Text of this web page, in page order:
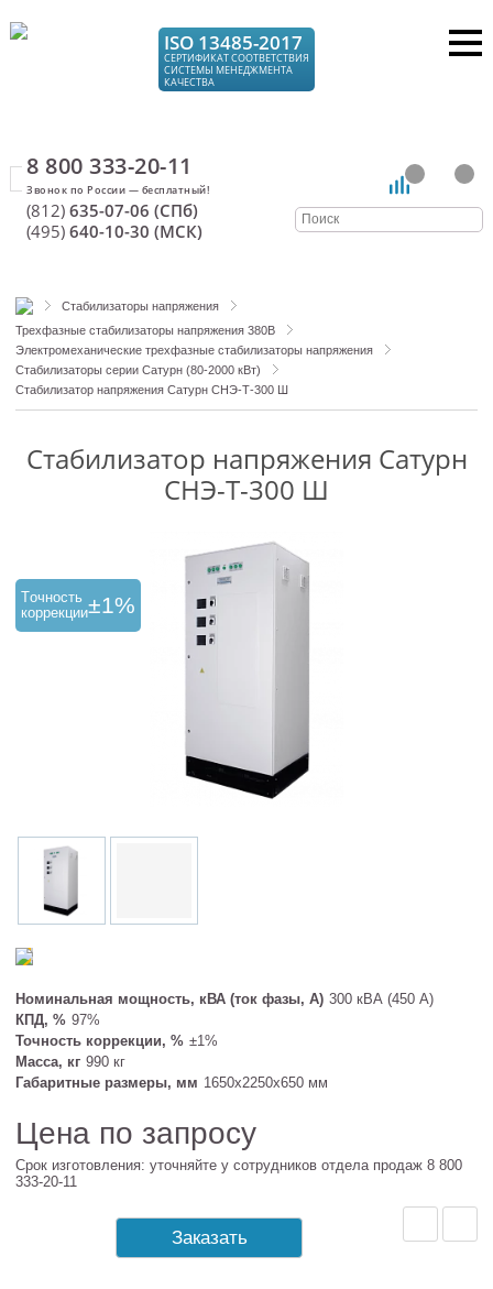
ISO 13485-2017
СЕРТИФИКАТ СООТВЕТСТВИЯ
СИСТЕМЫ МЕНЕДЖМЕНТА
КАЧЕСТВА
8 800 333-20-11
(812) 635-07-06 (СПб)
(495) 640-10-30 (МСК)
Стабилизаторы напряжения
Трехфазные стабилизаторы напряжения 380В
Электромеханические трехфазные стабилизаторы напряжения
Стабилизаторы серии Сатурн (80-2000 кВт)
Стабилизатор напряжения Сатурн СНЭ-Т-300 Ш
Стабилизатор напряжения Сатурн
СНЭ-Т-300 Ш
Tочность
коррекции±1%
Номинальная мощность, кВА (ток фазы, А) 300 кВА (450 А)
КПД, % 97%
Точность коррекции, % ±1%
Масса, кг 990 кг
Габаритные размеры, мм 1650х2250х650 мм
Цена по запросу
Срок изготовления: уточняйте у сотрудников отдела продаж 8 800
333-20-11
Заказать